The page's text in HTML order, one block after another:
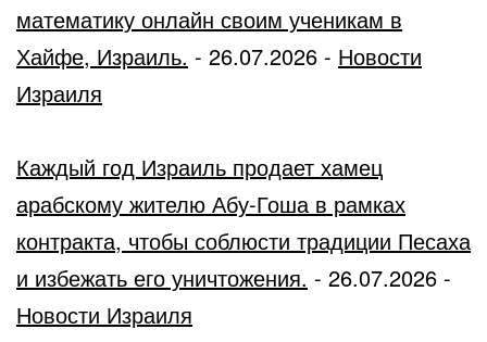
математику онлайн своим ученикам в
Хайфе, Израиль. - 26.07.2026 - Новости
Израиля
Каждый год Израиль продает хамец
арабскому жителю Абу-Гоша в рамках
контракта, чтобы соблюсти традиции Песаха
и избежать его уничтожения. - 26.07.2026 -
Новости Израиля